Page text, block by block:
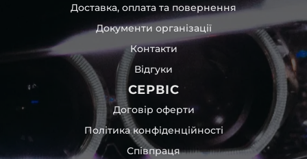
Доставка, оплата та повернення
Документи організації
Контакти
Відгуки
СЕРВІС
Договір оферти
Політика конфіденційності
Співпраця